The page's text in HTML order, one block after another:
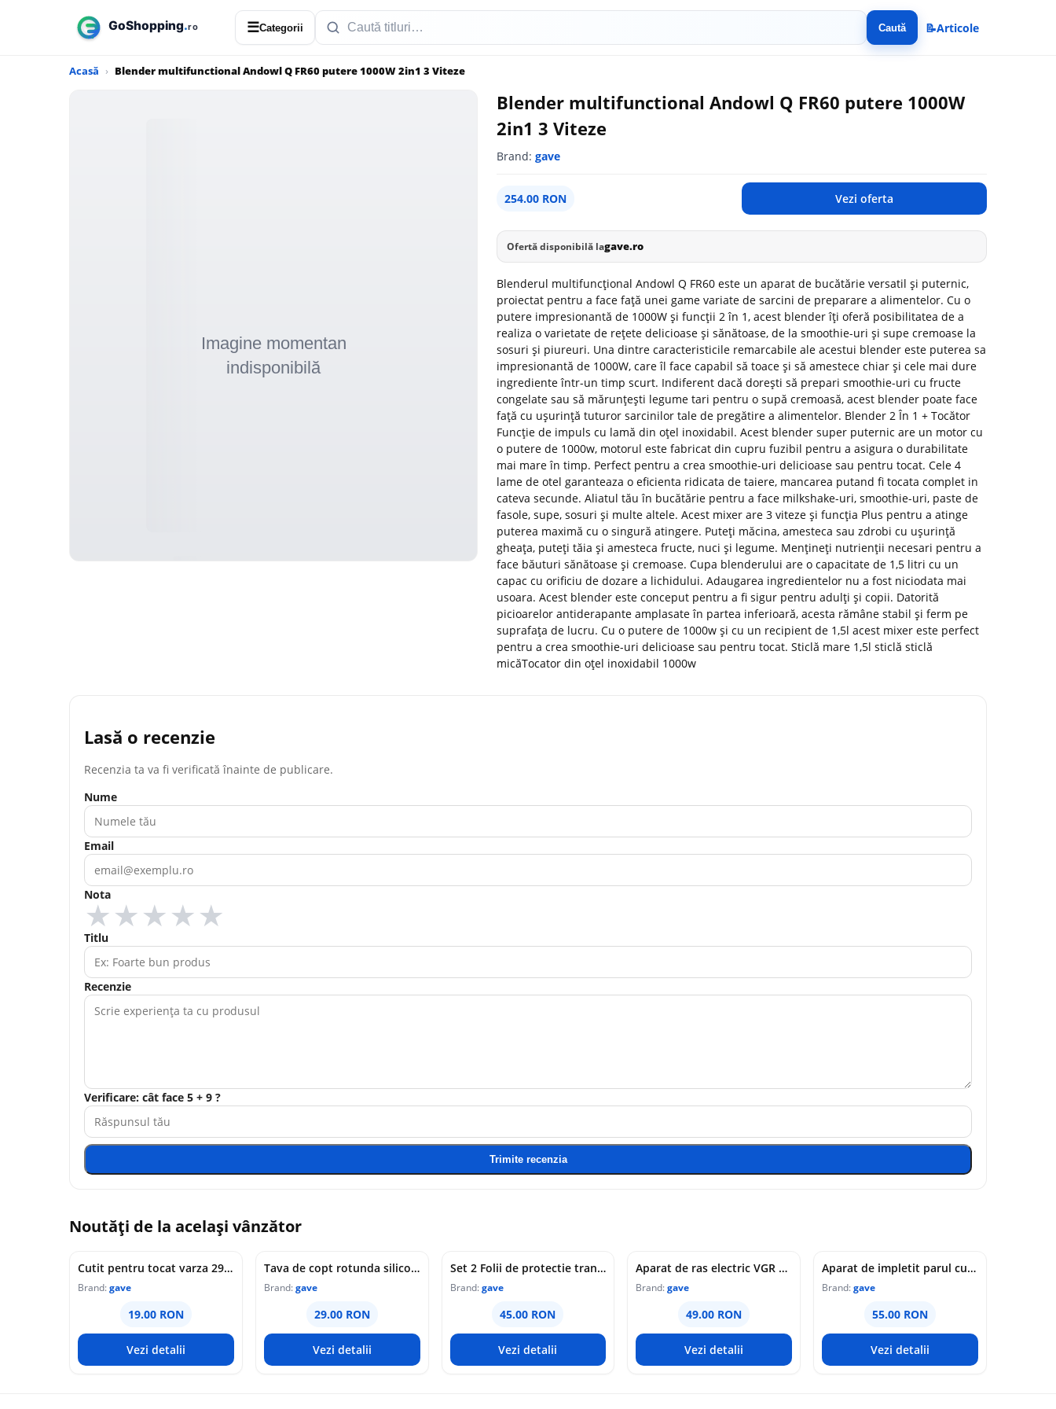
☰Categorii Caută 📝Articole
Acasă Blender multifunctional Andowl Q FR60 putere 1000W 2in1 3 Viteze
Blender multifunctional Andowl Q FR60 putere 1000W
2in1 3 Viteze
Brand: gave
254.00 RON Vezi oferta
Ofertă disponibilă lagave.ro
Blenderul multifuncțional Andowl Q FR60 este un aparat de bucătărie versatil și puternic,
proiectat pentru a face față unei game variate de sarcini de preparare a alimentelor. Cu o
putere impresionantă de 1000W și funcții 2 în 1, acest blender îți oferă posibilitatea de a
realiza o varietate de rețete delicioase și sănătoase, de la smoothie-uri și supe cremoase la
sosuri și piureuri. Una dintre caracteristicile remarcabile ale acestui blender este puterea sa
impresionantă de 1000W, care îl face capabil să toace și să amestece chiar și cele mai dure
ingrediente într-un timp scurt. Indiferent dacă dorești să prepari smoothie-uri cu fructe
congelate sau să mărunțești legume tari pentru o supă cremoasă, acest blender poate face
față cu ușurință tuturor sarcinilor tale de pregătire a alimentelor. Blender 2 În 1 + Tocător
Funcție de impuls cu lamă din oțel inoxidabil. Acest blender super puternic are un motor cu
o putere de 1000w, motorul este fabricat din cupru fuzibil pentru a asigura o durabilitate
mai mare în timp. Perfect pentru a crea smoothie-uri delicioase sau pentru tocat. Cele 4
lame de otel garanteaza o eficienta ridicata de taiere, mancarea putand fi tocata complet in
cateva secunde. Aliatul tău în bucătărie pentru a face milkshake-uri, smoothie-uri, paste de
fasole, supe, sosuri și multe altele. Acest mixer are 3 viteze și funcția Plus pentru a atinge
puterea maximă cu o singură atingere. Puteți măcina, amesteca sau zdrobi cu ușurință
gheața, puteți tăia și amesteca fructe, nuci și legume. Mențineți nutrienții necesari pentru a
face băuturi sănătoase și cremoase. Cupa blenderului are o capacitate de 1,5 litri cu un
capac cu orificiu de dozare a lichidului. Adaugarea ingredientelor nu a fost niciodata mai
usoara. Acest blender este conceput pentru a fi sigur pentru adulți și copii. Datorită
picioarelor antiderapante amplasate în partea inferioară, acesta rămâne stabil și ferm pe
suprafața de lucru. Cu o putere de 1000w și cu un recipient de 1,5l acest mixer este perfect
pentru a crea smoothie-uri delicioase sau pentru tocat. Sticlă mare 1,5l sticlă sticlă
micăTocator din oțel inoxidabil 1000w
Lasă o recenzie
Recenzia ta va fi verificată înainte de publicare.
Nume
Email
Nota
★
★
★
★
★
Titlu
Recenzie
Verificare: cât face 5 + 9 ?
Trimite recenzia
Noutăți de la același vânzător
Cutit pentru tocat varza 29 cm
Brand:gave
19.00 RON
Vezi detalii
Tava de copt rotunda silicon alimentar reutilizabila rezistenta la caldura 30x30cm
Brand:gave
29.00 RON
Vezi detalii
Set 2 Folii de protectie transparente pentru bucatarie autocolanta rezistenta la temperaturi mari 60x300cm
Brand:gave
45.00 RON
Vezi detalii
Aparat de ras electric VGR V 353 pentru barba fata si contur USB autonomie 60 minute
Brand:gave
49.00 RON
Vezi detalii
Aparat de impletit parul cu baterii pentru codite si impletituri
Brand:gave
55.00 RON
Vezi detalii